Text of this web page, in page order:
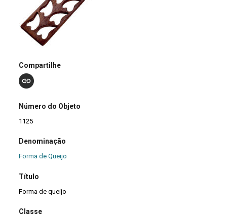
Compartilhe
Número do Objeto
1125
Denominação
Forma de Queijo
Título
Forma de queijo
Classe